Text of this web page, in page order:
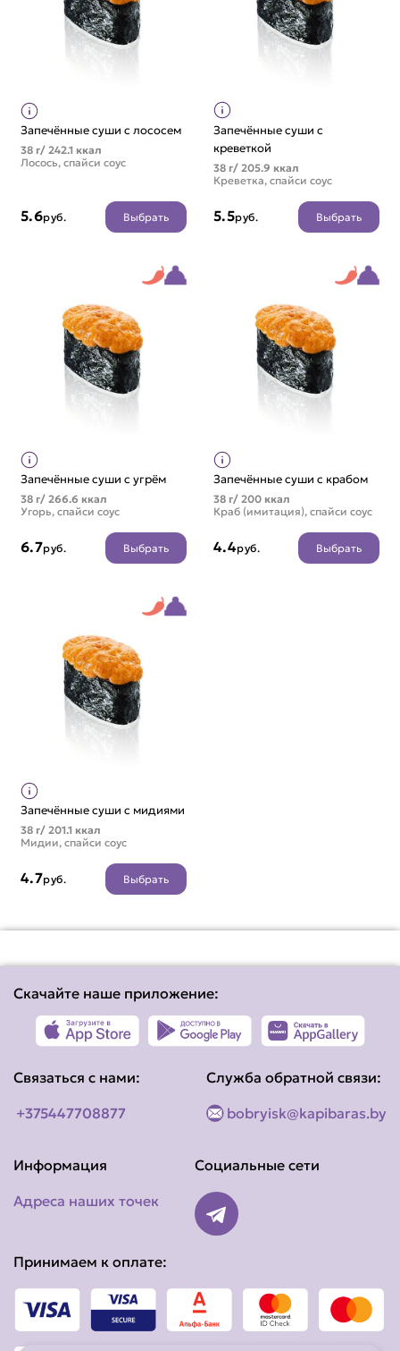
Запечённые суши с лососем
38 г/ 242.1 ккал
Лосось, спайси соус
5.6руб. Выбрать
Запечённые суши с
креветкой
38 г/ 205.9 ккал
Креветка, спайси соус
5.5руб. Выбрать
Запечённые суши с угрём
38 г/ 266.6 ккал
Угорь, спайси соус
6.7руб. Выбрать
Запечённые суши с крабом
38 г/ 200 ккал
Краб (имитация), спайси соус
4.4руб. Выбрать
Запечённые суши с мидиями
38 г/ 201.1 ккал
Мидии, спайси соус
4.7руб. Выбрать
Скачайте наше приложение:
Связаться с нами:
+375447708877
Служба обратной связи:
bobryisk@kapibaras.by
Информация
Адреса наших точек
Социальные сети
Принимаем к оплате: